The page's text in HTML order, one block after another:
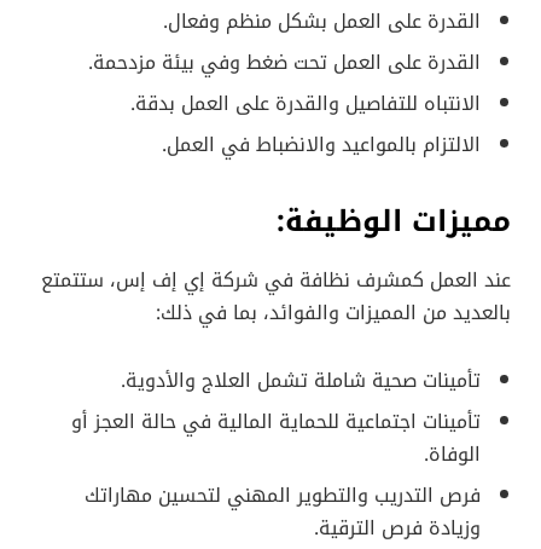
القدرة على العمل بشكل منظم وفعال.
القدرة على العمل تحت ضغط وفي بيئة مزدحمة.
الانتباه للتفاصيل والقدرة على العمل بدقة.
الالتزام بالمواعيد والانضباط في العمل.
مميزات الوظيفة:
عند العمل كمشرف نظافة في شركة إي إف إس، ستتمتع
بالعديد من المميزات والفوائد، بما في ذلك:
تأمينات صحية شاملة تشمل العلاج والأدوية.
تأمينات اجتماعية للحماية المالية في حالة العجز أو
الوفاة.
فرص التدريب والتطوير المهني لتحسين مهاراتك
وزيادة فرص الترقية.